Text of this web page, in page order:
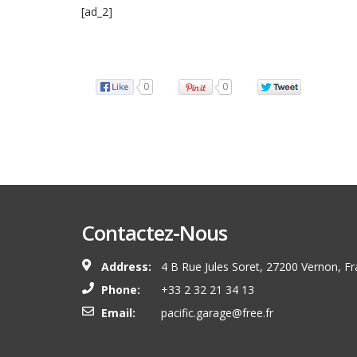
[ad_2]
0 0
Contactez-Nous
Address:
4 B Rue Jules Soret, 27200 Vernon,
Phone:
+33 2 32 21 34 13
Email:
pacific.garage@free.fr